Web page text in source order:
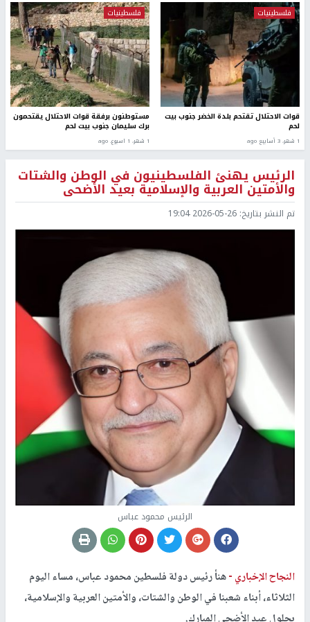
فلسطينيات
قوات الاحتلال تقتحم بلدة الخضر جنوب بيت
لحم
1 شهر، 3 أسابيع ago
فلسطينيات
مستوطنون برفقة قوات الاحتلال يقتحمون
برك سليمان جنوب بيت لحم
1 شهر، 1 اسبوع. ago
الرئيس يهنئ الفلسطينيون في الوطن والشتات
والأمتين العربية والإسلامية بعيد الأضحى
تم النشر بتاريخ: 2026-05-26 19:04
الرئيس محمود عباس
النجاح الإخباري -هنأ رئيس دولة فلسطين محمود عباس، مساء اليوم
الثلاثاء، أبناء شعبنا في الوطن والشتات، والأمتين العربية والإسلامية،